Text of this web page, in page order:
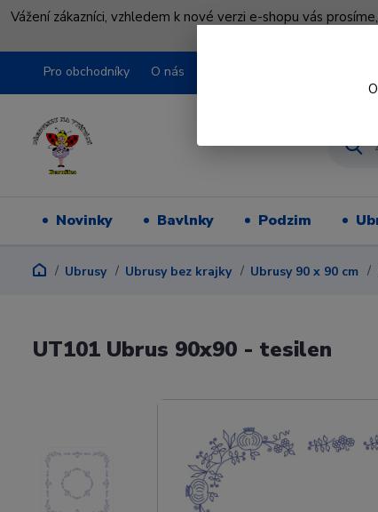
Vážení zákazníci, vzhledem k nové verzi e-shopu vás
Pro obchodníky O nás
Novinky Bavlnky Podzim
Ubrusy Ubrusy bez krajky Ubrusy 90 x 90 cm
UT101 Ubrus 90x90 - tesilen